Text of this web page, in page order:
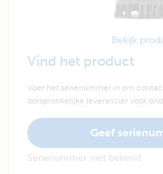
Bekijk
Vind het product
Voer het serienummer in om
oorspronkelijke leverancier voor
Geef
Serienummer niet bekend